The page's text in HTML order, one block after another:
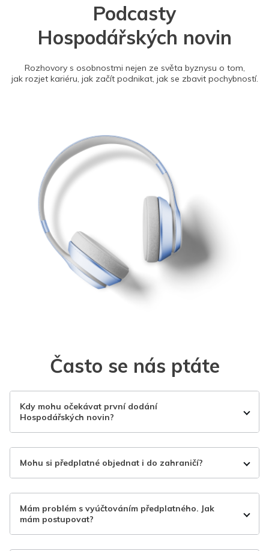
Podcasty
Hospodářských novin
Rozhovory s osobnostmi nejen ze světa byznysu o tom,
jak rozjet kariéru, jak začít podnikat, jak se zbavit pochybností.
Často se nás ptáte
Kdy mohu očekávat první dodání
Hospodářských novin?
Mohu si předplatné objednat i do zahraničí?
Mám problém s vyúčtováním předplatného. Jak
mám postupovat?